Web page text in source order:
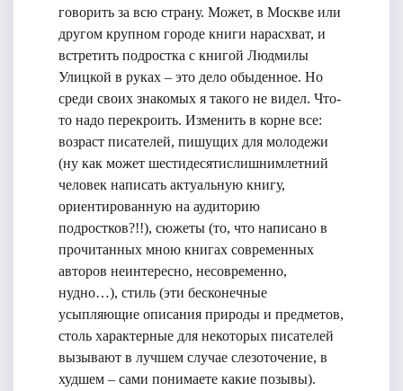
говорить за всю страну. Может, в Москве или
другом крупном городе книги нарасхват, и
встретить подростка с книгой Людмилы
Улицкой в руках – это дело обыденное. Но
среди своих знакомых я такого не видел. Что-
то надо перекроить. Изменить в корне все:
возраст писателей, пишущих для молодежи
(ну как может шестидесятислишнимлетний
человек написать актуальную книгу,
ориентированную на аудиторию
подростков?!!), сюжеты (то, что написано в
прочитанных мною книгах современных
авторов неинтересно, несовременно,
нудно…), стиль (эти бесконечные
усыпляющие описания природы и предметов,
столь характерные для некоторых писателей
вызывают в лучшем случае слезоточение, в
худшем – сами понимаете какие позывы).